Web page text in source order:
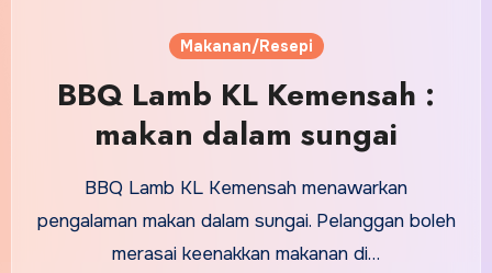
Makanan/Resepi
BBQ Lamb KL Kemensah :
makan dalam sungai
BBQ Lamb KL Kemensah menawarkan
pengalaman makan dalam sungai. Pelanggan boleh
merasai keenakkan makanan di…